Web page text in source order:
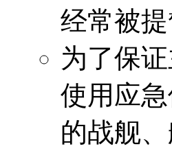
经常被提
为了保
使用应
的战舰